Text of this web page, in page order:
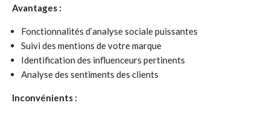
Avantages :
Fonctionnalités d’analyse sociale puissantes
Suivi des mentions de votre marque
Identification des influenceurs pertinents
Analyse des sentiments des clients
Inconvénients :